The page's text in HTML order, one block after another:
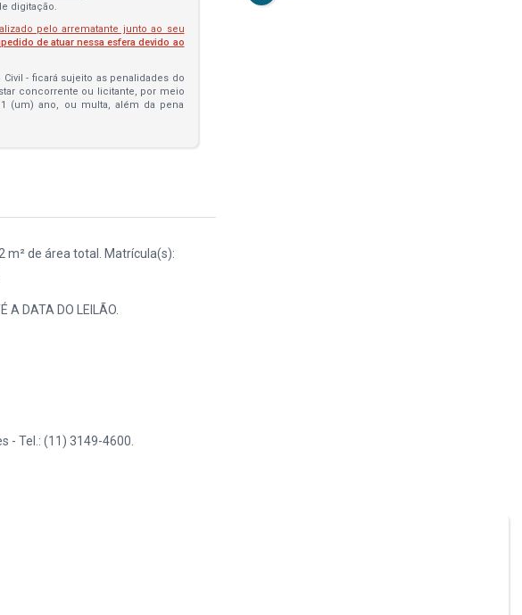
digitação.
pelo arrematante junto ao seu
de atuar nessa esfera devido ao
- ficará sujeito as penalidades do
concorrente ou licitante, por meio
(um) ano, ou multa, além da pena
m² de área total. Matrícula(s):
A DATA DO LEILÃO.
- Tel.: (11) 3149-4600.